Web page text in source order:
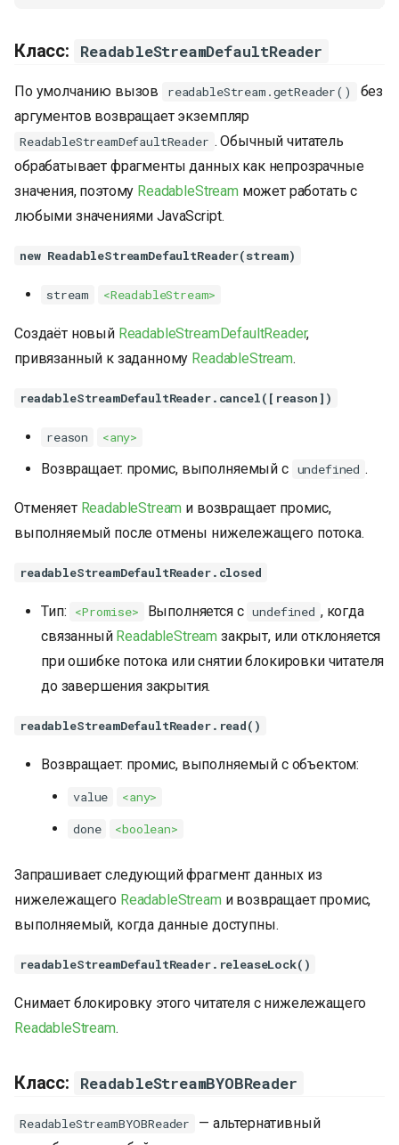
Класс: ReadableStreamDefaultReader
По умолчанию вызов readableStream.getReader()
без
аргументов возвращает экземпляр
ReadableStreamDefaultReader . Обычный читатель
обрабатывает фрагменты данных как непрозрачные
значения, поэтому ReadableStream может работать с
любыми значениями JavaScript.
new ReadableStreamDefaultReader(stream)
stream <ReadableStream>
Создаёт новый ReadableStreamDefaultReader,
привязанный к заданному ReadableStream.
readableStreamDefaultReader.cancel([reason])
reason <any>
Возвращает: промис, выполняемый с undefined .
Отменяет ReadableStream и возвращает промис,
выполняемый после отмены нижележащего потока.
readableStreamDefaultReader.closed
Тип: <Promise> Выполняется с undefined , когда
связанный ReadableStream закрыт, или отклоняется
при ошибке потока или снятии блокировки читателя
до завершения закрытия.
readableStreamDefaultReader.read()
Возвращает: промис, выполняемый с объектом:
value
<any>
done
<boolean>
Запрашивает следующий фрагмент данных из
нижележащего ReadableStream и возвращает промис,
выполняемый, когда данные доступны.
readableStreamDefaultReader.releaseLock()
Снимает блокировку этого читателя с нижележащего
ReadableStream.
Класс: ReadableStreamBYOBReader
ReadableStreamBYOBReader
— альтернативный